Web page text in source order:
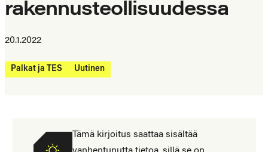
rakennusteollisuudessa
20.1.2022
Palkat ja TES Uutinen
Tämä kirjoitus saattaa sisältää